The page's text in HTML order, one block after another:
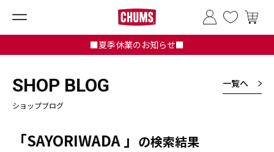
■夏季休業のお知らせ■
SHOP BLOG
ショップブログ
一覧へ
「SAYORIWADA 」 の検索結果